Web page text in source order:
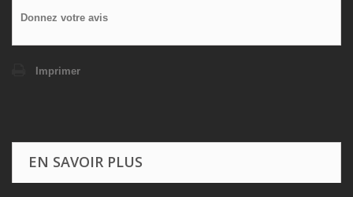
Donnez votre avis
Imprimer
EN SAVOIR PLUS